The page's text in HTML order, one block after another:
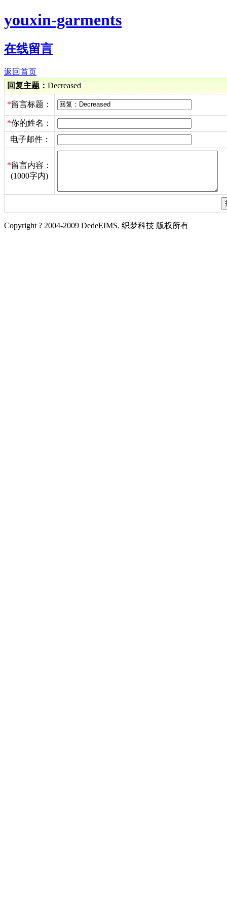
youxin-garments
在线留言
返回首页
回复主题： Decreased
*留言标题：
*你的姓名：
电子邮件：
*留言内容：
(1000字内)
Copyright ? 2004-2009 DedeEIMS. 织梦科技 版权所有